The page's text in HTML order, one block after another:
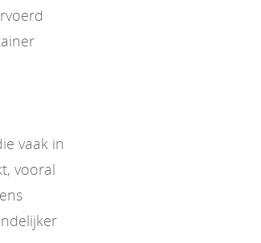
vaak in
vooral